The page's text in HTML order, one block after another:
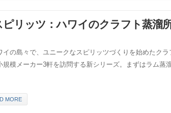
ピリッツ：ハワイのクラフト蒸溜
イの島々で、ユニークなスピリッツづくりを始めたク
規模メーカー3軒を訪問する新シリーズ。まずはラム蒸
MORE